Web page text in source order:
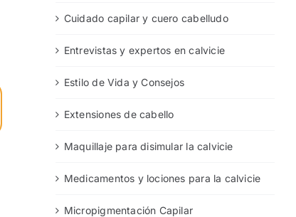
Cuidado capilar y cuero cabelludo
Entrevistas y expertos en calvicie
Estilo de Vida y Consejos
Extensiones de cabello
Maquillaje para disimular la calvicie
Medicamentos y lociones para la calvicie
Micropigmentación Capilar